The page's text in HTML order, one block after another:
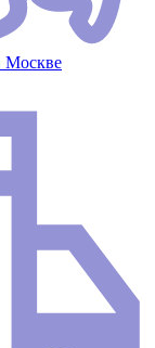
Москве